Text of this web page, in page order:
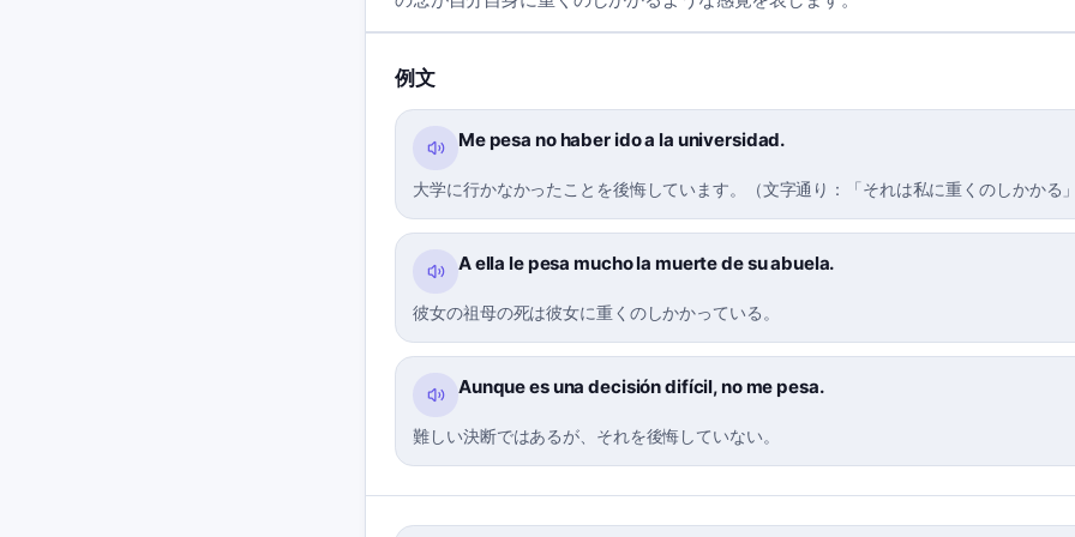
例文
Me pesa no haber ido a la universidad.
大学に行かなかったことを後悔しています。（文字通り：「それは私に重くのしかかる
A ella le pesa mucho la muerte de su abuela.
彼女の祖母の死は彼女に重くのしかかっている。
Aunque es una decisión difícil, no me pesa.
難しい決断ではあるが、それを後悔していない。